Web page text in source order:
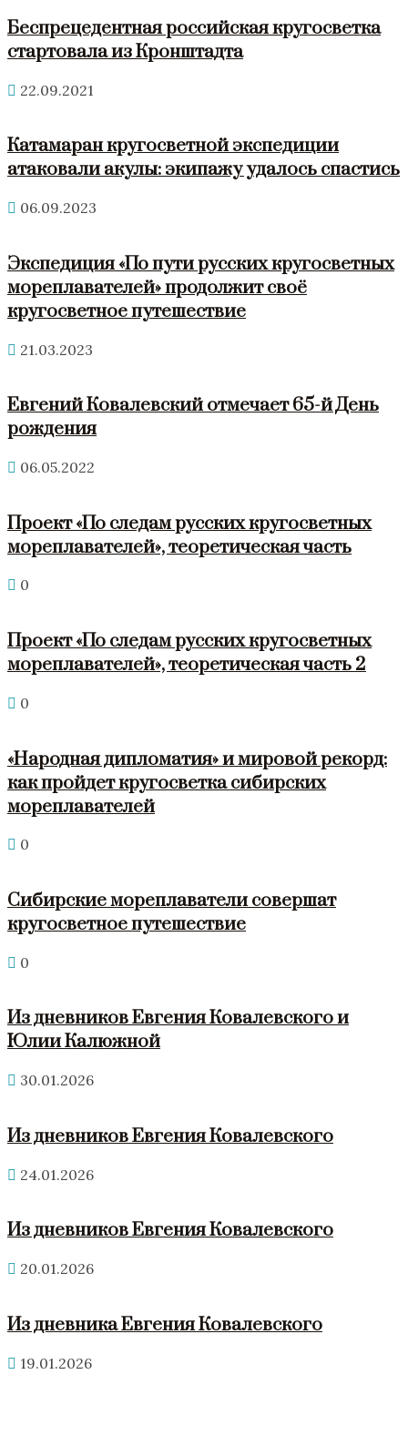
Беспрецедентная российская кругосветка
стартовала из Кронштадта
22.09.2021
Катамаран кругосветной экспедиции
атаковали акулы: экипажу удалось спастись
06.09.2023
Экспедиция «По пути русских кругосветных
мореплавателей» продолжит своё
кругосветное путешествие
21.03.2023
Евгений Ковалевский отмечает 65-й День
рождения
06.05.2022
Проект «По следам русских кругосветных
мореплавателей», теоретическая часть
0
Проект «По следам русских кругосветных
мореплавателей», теоретическая часть 2
0
«Народная дипломатия» и мировой рекорд:
как пройдет кругосветка сибирских
мореплавателей
0
Сибирские мореплаватели совершат
кругосветное путешествие
0
Из дневников Евгения Ковалевского и
Юлии Калюжной
30.01.2026
Из дневников Евгения Ковалевского
24.01.2026
Из дневников Евгения Ковалевского
20.01.2026
Из дневника Евгения Ковалевского
19.01.2026